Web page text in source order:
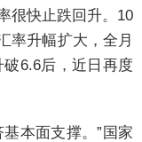
很快止跌回升。10
率升幅扩大，全月
6.6后，近日再度
本面支撑。”国家